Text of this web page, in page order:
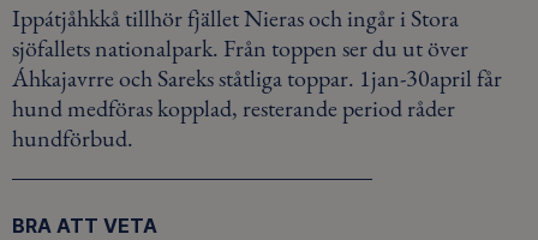
Ippátjåhkkå tillhör fjället Nieras och ingår i Stora
sjöfallets nationalpark. Från toppen ser du ut över
Áhkajavrre och Sareks ståtliga toppar. 1jan-30april får
hund medföras kopplad, resterande period råder
hundförbud.
BRA ATT VETA